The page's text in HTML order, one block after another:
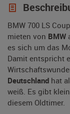
BMW 700 LS
mieten von BMW
es sich um das
Damit entspricht
Deutschland hat
weiß. Es gibt
diesem Oldtimer.